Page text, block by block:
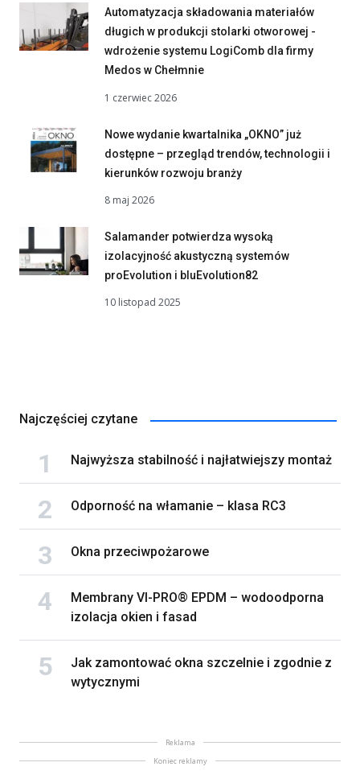
Automatyzacja składowania materiałów
długich w produkcji stolarki otworowej -
wdrożenie systemu LogiComb dla firmy
Medos w Chełmnie
1 czerwiec 2026
Nowe wydanie kwartalnika „OKNO” już
dostępne – przegląd trendów, technologii i
kierunków rozwoju branży
8 maj 2026
Salamander potwierdza wysoką
izolacyjność akustyczną systemów
proEvolution i bluEvolution82
10 listopad 2025
Najczęściej czytane
Najwyższa stabilność i najłatwiejszy montaż
Odporność na włamanie – klasa RC3
Okna przeciwpożarowe
Membrany VI-PRO® EPDM – wodoodporna
izolacja okien i fasad
Jak zamontować okna szczelnie i zgodnie z
wytycznymi
Reklama
Koniec reklamy